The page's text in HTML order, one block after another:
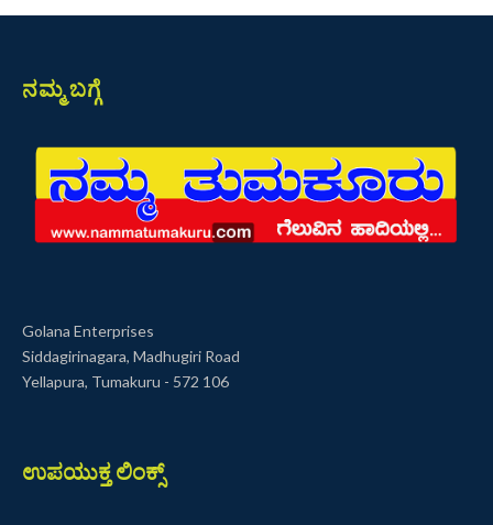
ನಮ್ಮ ಬಗ್ಗೆ
Golana Enterprises
Siddagirinagara, Madhugiri Road
Yellapura, Tumakuru - 572 106
ಉಪಯುಕ್ತ ಲಿಂಕ್ಸ್